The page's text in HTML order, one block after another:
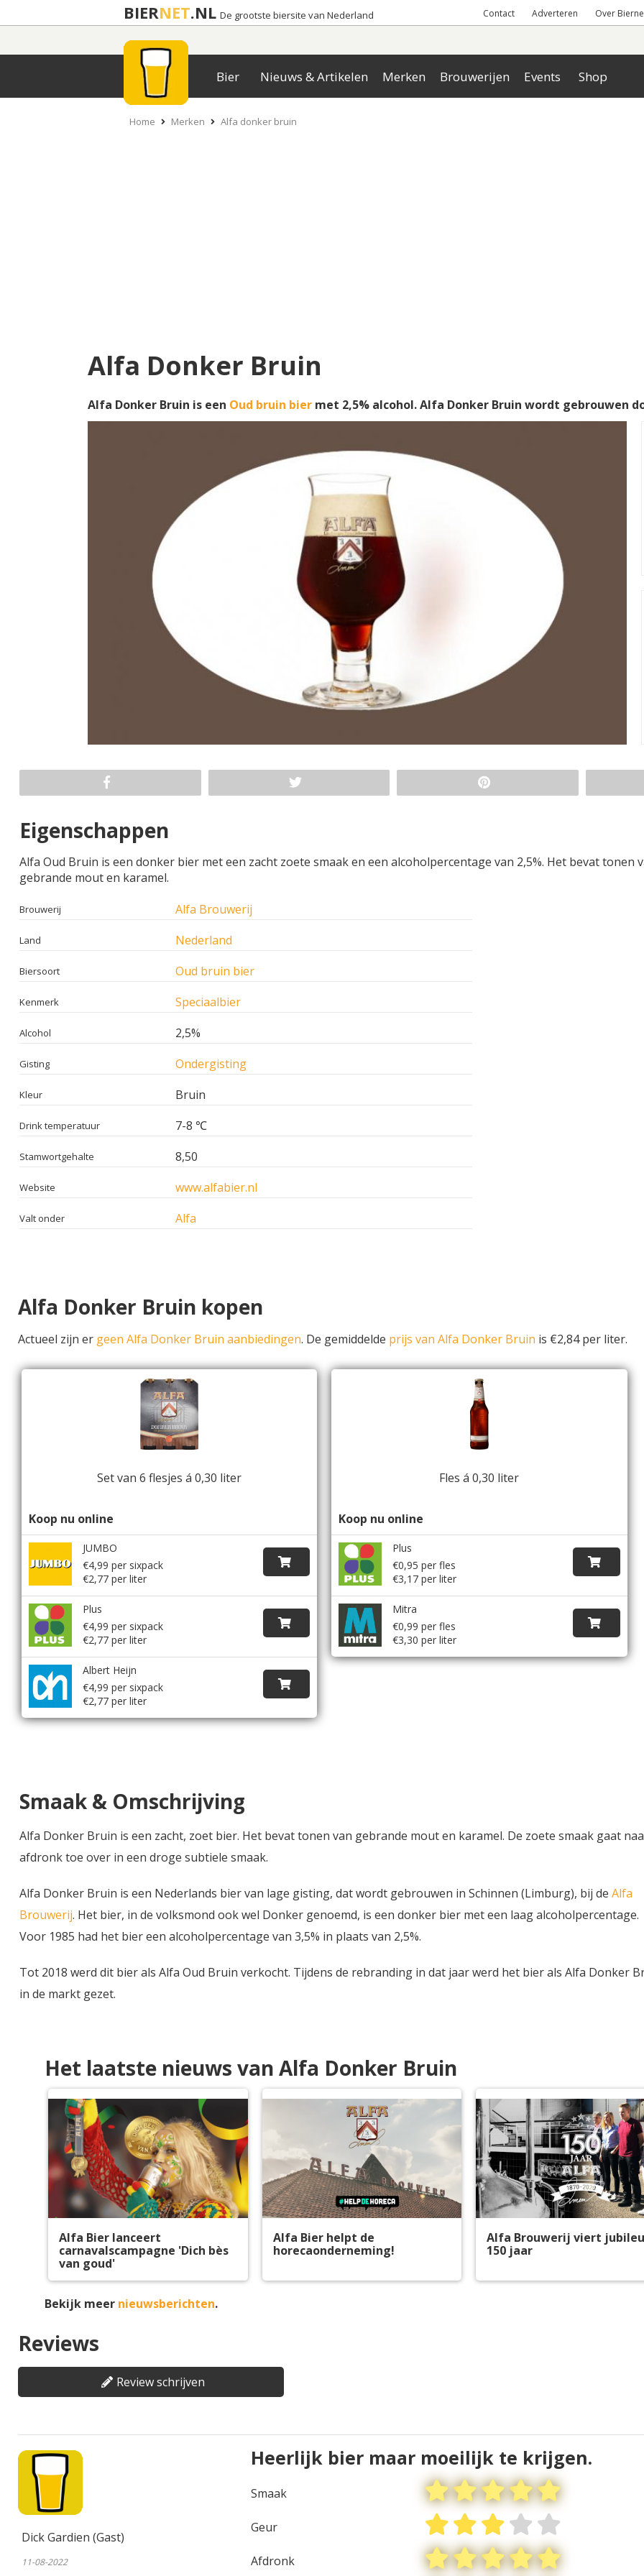
BIERNET.NL De grootste biersite van Nederland Contact Adverteren Over
Bier Nieuws & Artikelen Merken Brouwerijen Events Shop
Home Merken Alfa donker bruin
Alfa Donker Bruin
Alfa Donker Bruin is een Oud bruin bier met 2,5% alcohol. Alfa Donker Bruin wordt gebrouwen
Eigenschappen
Alfa Oud Bruin is een donker bier met een zacht zoete smaak en een alcoholpercentage van 2,5%. Het bevat tonen
gebrande mout en karamel.
Brouwerij Alfa Brouwerij
Land Nederland
Biersoort Oud bruin bier
Kenmerk Speciaalbier
Alcohol 2,5%
Gisting Ondergisting
Kleur Bruin
Drink temperatuur 7-8 ℃
Stamwortgehalte 8,50
Website www.alfabier.nl
Valt onder Alfa
Alfa Donker Bruin kopen
Actueel zijn er geen Alfa Donker Bruin aanbiedingen. De gemiddelde prijs van Alfa Donker Bruin is €2,84 per liter.
Set van 6 flesjes á 0,30 liter
Koop nu online
JUMBO
€4,99 per sixpack
€2,77 per liter
Plus
€4,99 per sixpack
€2,77 per liter
Albert Heijn
€4,99 per sixpack
€2,77 per liter
Fles á 0,30 liter
Koop nu online
Plus
€0,95 per fles
€3,17 per liter
Mitra
€0,99 per fles
€3,30 per liter
Smaak & Omschrijving
Alfa Donker Bruin is een zacht, zoet bier. Het bevat tonen van gebrande mout en karamel. De zoete smaak gaat
afdronk toe over in een droge subtiele smaak.
Alfa Donker Bruin is een Nederlands bier van lage gisting, dat wordt gebrouwen in Schinnen (Limburg), bij de Alfa
Brouwerij. Het bier, in de volksmond ook wel Donker genoemd, is een donker bier met een laag alcoholpercentage.
Voor 1985 had het bier een alcoholpercentage van 3,5% in plaats van 2,5%.
Tot 2018 werd dit bier als Alfa Oud Bruin verkocht. Tijdens de rebranding in dat jaar werd het bier als Alfa Donker
in de markt gezet.
Het laatste nieuws van Alfa Donker Bruin
Alfa Bier lanceert
carnavalscampagne 'Dich bès
van goud'
Alfa Bier helpt de
horecaonderneming!
Alfa Brouwerij viert
150 jaar
Bekijk meer nieuwsberichten.
Reviews
Review schrijven
Dick Gardien (Gast)
11-08-2022
Heerlijk bier maar moeilijk te krijgen.
Smaak
Geur
Afdronk